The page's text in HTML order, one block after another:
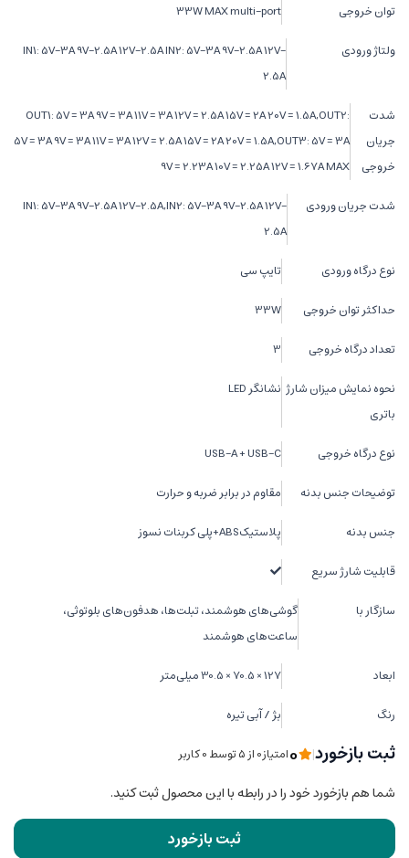
توان خروجی 33W MAX multi-port
ولتاژ ورودی
IN1: 5V-3A 9V-2.5A 12V-2.5A IN2: 5V-3A 9V-2.5A 12V-
2.5A
شدت
جریان
خروجی
OUT1: 5V = 3A 9V = 3A 11V = 3A 12V = 2.5A 15V = 2A 20V = 1.5A,OUT2:
5V = 3A 9V = 3A 11V = 3A 12V = 2.5A 15V = 2A 20V = 1.5A,OUT3: 5V = 3A
9V = 2.23A 10V = 2.25A 12V = 1.67A MAX
شدت جریان ورودی
IN1: 5V-3A 9V-2.5A 12V-2.5A,IN2: 5V-3A 9V-2.5A 12V-
2.5A
نوع درگاه ورودی تایپ سی
حداکثر توان خروجی 33W
تعداد درگاه خروجی 3
نحوه نمایش میزان شارژ
باتری
نشانگر LED
نوع درگاه خروجی USB-A + USB-C
توضیحات جنس بدنه مقاوم در برابر ضربه و حرارت
جنس بدنه پلاستیکABS+پلی کربنات نسوز
قابلیت شارژ سریع
سازگار با
گوشی‌های هوشمند، تبلت‌ها، هدفون‌های بلوتوثی،
ساعت‌های هوشمند
ابعاد 127 × 70.5 × 30.5 میلی‌متر
رنگ بژ / آبی تیره
ثبت بازخورد|
0امتیاز0 از ۵ توسط 0 کاربر
شما هم بازخورد خود را در رابطه با این محصول ثبت کنید.
ثبت بازخورد